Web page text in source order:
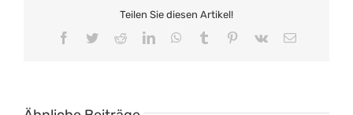
Teilen Sie diesen Artikel!
Facebook
TwitterRedditLinkedInWhatsApp
Tumblr Pinterest
Vk
E-